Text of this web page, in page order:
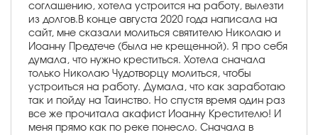
соглашению, хотела устроится на работу, вылезти
из долгов.В конце августа 2020 года написала на
сайт, мне сказали молиться святителю Николаю и
Иоанну Предтече (была не крещенной). Я про себя
думала, что нужно креститься. Хотела сначала
только Николаю Чудотворцу молиться, чтобы
устроиться на работу. Думала, что как заработаю
так и пойду на Таинство. Но спустя время один раз
все же прочитала акафист Иоанну Крестителю! И
меня прямо как по реке понесло. Сначала в